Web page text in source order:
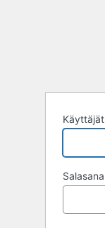
Salasana